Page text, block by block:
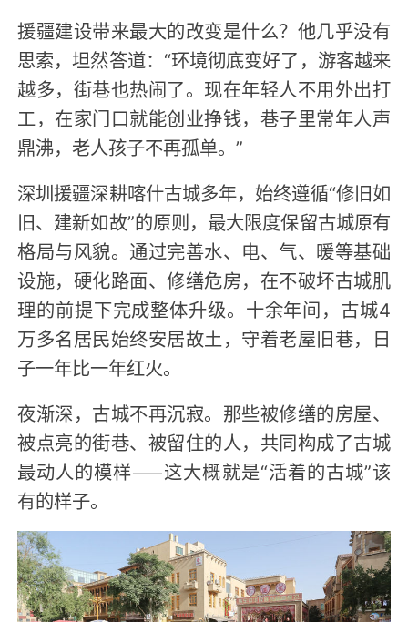
援疆建设带来最大的改变是什么？他几乎没有
思索，坦然答道：“环境彻底变好了，游客越来
越多，街巷也热闹了。现在年轻人不用外出打
工，在家门口就能创业挣钱，巷子里常年人声
鼎沸，老人孩子不再孤单。”
深圳援疆深耕喀什古城多年，始终遵循“修旧如
旧、建新如故”的原则，最大限度保留古城原有
格局与风貌。通过完善水、电、气、暖等基础
设施，硬化路面、修缮危房，在不破坏古城肌
理的前提下完成整体升级。十余年间，古城4
万多名居民始终安居故土，守着老屋旧巷，日
子一年比一年红火。
夜渐深，古城不再沉寂。那些被修缮的房屋、
被点亮的街巷、被留住的人，共同构成了古城
最动人的模样——这大概就是“活着的古城”该
有的样子。